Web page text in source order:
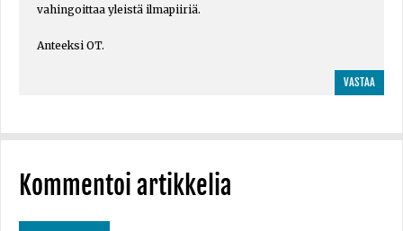
vahingoittaa yleistä ilmapiiriä.
Anteeksi OT.
VASTAA
Kommentoi artikkelia